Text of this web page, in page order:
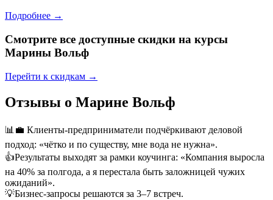
Подробнее →
Смотрите все доступные скидки на курсы
Марины Вольф
Перейти к скидкам →
Отзывы о Марине Вольф
📊 💼 Клиенты-предприниматели подчёркивают деловой
подход: «чётко и по существу, мне вода не нужна».
👍Результаты выходят за рамки коучинга: «Компания выросла
на 40% за полгода, а я перестала быть заложницей чужих
ожиданий».
💡Бизнес-запросы решаются за 3–7 встреч.